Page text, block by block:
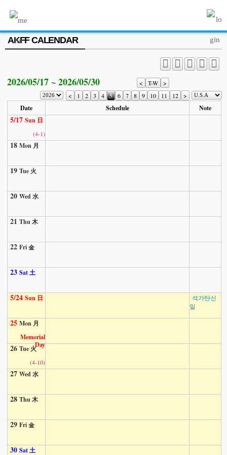
AKFF CALENDAR
2026/05/17 ~ 2026/05/30 < T-W
>
<
1 2 3 4 5 6 7 8 9 10 11 12 >
Date Schedule Note
5/17 Sun 日
(4-1)
18 Mon 月
19 Tue 火
20 Wed 水
21 Thu 木
22 Fri 金
23 Sat 土
5/24 Sun 日
석가탄신
일
25 Mon 月
Memorial
Day
26 Tue 火
(4-10)
27 Wed 水
28 Thu 木
29 Fri 金
30 Sat 土
MENU
ABOUT US
PRESS/MEDIA
JOIN & SUPPORT
CALENDAR
HISTORY